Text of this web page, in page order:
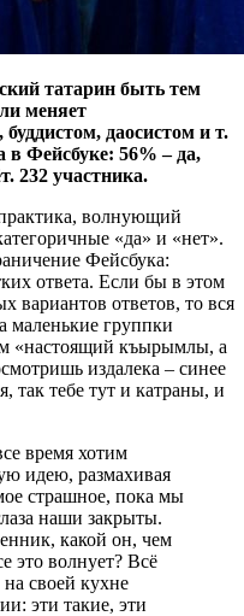
татарин быть тем
меняет
даосистом и т.
в Фейсбуке: 56% – да,
232 участника.
волнующий
«да» и «нет».
Фейсбука:
ответа. Если бы в этом
вариантов ответов, то вся
маленькие группки
«настоящий къырымлы, а
издалека – синее
так тебе тут и катраны, и
время хотим
идею, размахивая
страшное, пока мы
наши закрыты.
какой он, чем
это волнует? Всё
своей кухне
эти такие, эти